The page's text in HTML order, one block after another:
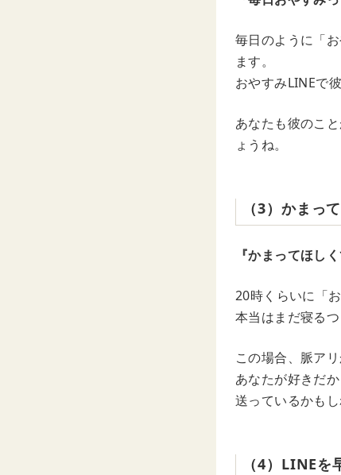
毎日のように「
ます。
おやすみLINEで
あなたも彼のこ
ょうね。
（3）かまっ
『かまってほし
20時くらいに「
本当はまだ寝る
この場合、脈ア
あなたが好きだ
送っているかもし
（4）LINEを